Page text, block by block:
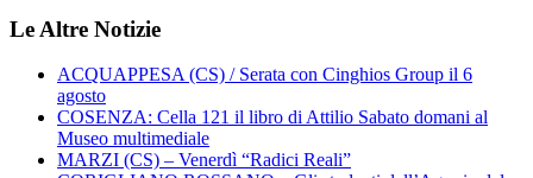
Le Altre Notizie
ACQUAPPESA (CS) / Serata con Cinghios Group il 6
agosto
COSENZA: Cella 121 il libro di Attilio Sabato domani al
Museo multimediale
MARZI (CS) – Venerdì “Radici Reali”